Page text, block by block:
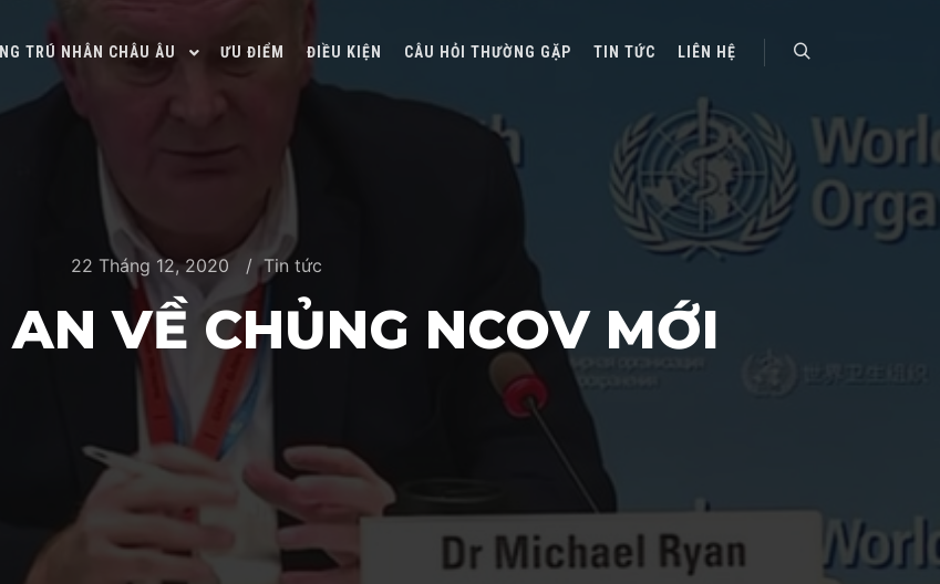
TRÚ NHÂN CHÂU ÂU ƯU ĐIỂM ĐIỀU KIỆN CÂU HỎI THƯỜNG GẶP TIN TỨC LIÊN HỆ
22 Tháng 12, 2020 Tin tức
VỀ CHỦNG NCOV MỚI